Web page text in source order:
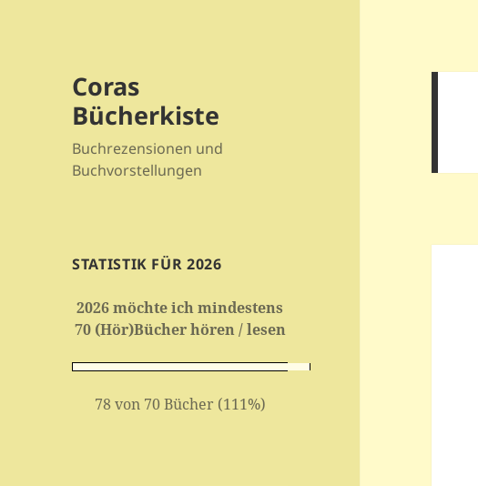
Coras
Bücherkiste
Buchrezensionen und
Buchvorstellungen
STATISTIK FÜR 2026
2026 möchte ich mindestens
70 (Hör)Bücher hören / lesen
78 von 70 Bücher (111%)